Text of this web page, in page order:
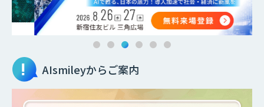
AIsmileyからご案内